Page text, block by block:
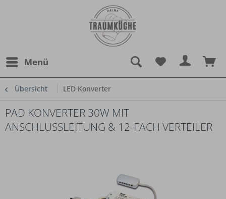
Menü
Übersicht LED Konverter
PAD KONVERTER 30W MIT
ANSCHLUSSLEITUNG & 12-FACH VERTEILER